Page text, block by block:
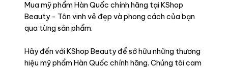
Mua mỹ phẩm Hàn Quốc chính hãng tại KShop
Beauty - Tôn vinh vẻ đẹp và phong cách của bạn
qua từng sản phẩm.
Hãy đến với KShop Beauty để sở hữu những thương
hiệu mỹ phẩm Hàn Quốc chính hãng. Chúng tôi cam